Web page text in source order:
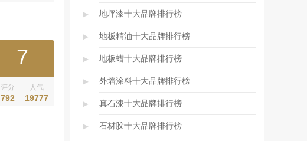
7
评分
792
人气
19777
▸ 地坪漆十大品牌排行榜
▸ 地板精油十大品牌排行榜
▸ 地板蜡十大品牌排行榜
▸ 外墙涂料十大品牌排行榜
▸ 真石漆十大品牌排行榜
▸ 石材胶十大品牌排行榜